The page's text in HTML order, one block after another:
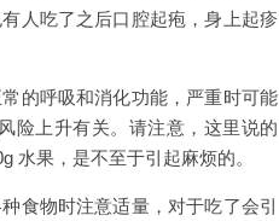
人吃了之后口腔起疱，身上起疹
的呼吸和消化功能，严重时可能
险上升有关。请注意，这里说的
水果，是不至于引起麻烦的。
食物时注意适量，对于吃了会引